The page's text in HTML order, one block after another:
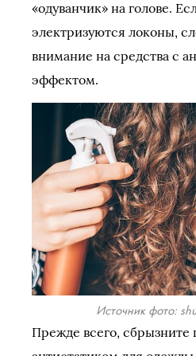
«одуванчик» на голове.
электризуются локоны,
внимание на средства с
эффектом.
Источник фото:
Прежде всего, сбрызните